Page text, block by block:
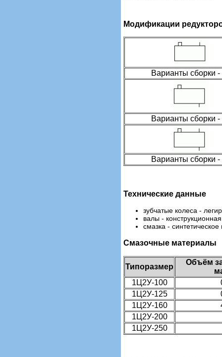
Модификации
Варианты сборки -
Варианты сборки -
Варианты сборки -
Технические данные
зубчатые колеса -
валы -
смазка -
Смазочные материалы
Типоразмер
Объём
1Ц2У-100
1Ц2У-125
1Ц2У-160
1Ц2У-200
1Ц2У-250